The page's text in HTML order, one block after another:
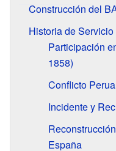
Construcción del
Historia de
Participación
1858)
Conflicto
Incidente y
España